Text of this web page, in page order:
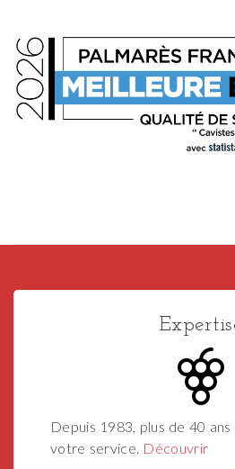
Depuis 1983, plus de 40 ans
votre service. Découvrir